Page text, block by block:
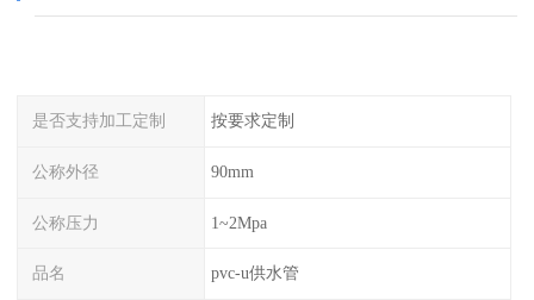
是否支持加工定制 按要求定制
公称外径 90mm
公称压力 1~2Mpa
品名 pvc-u供水管